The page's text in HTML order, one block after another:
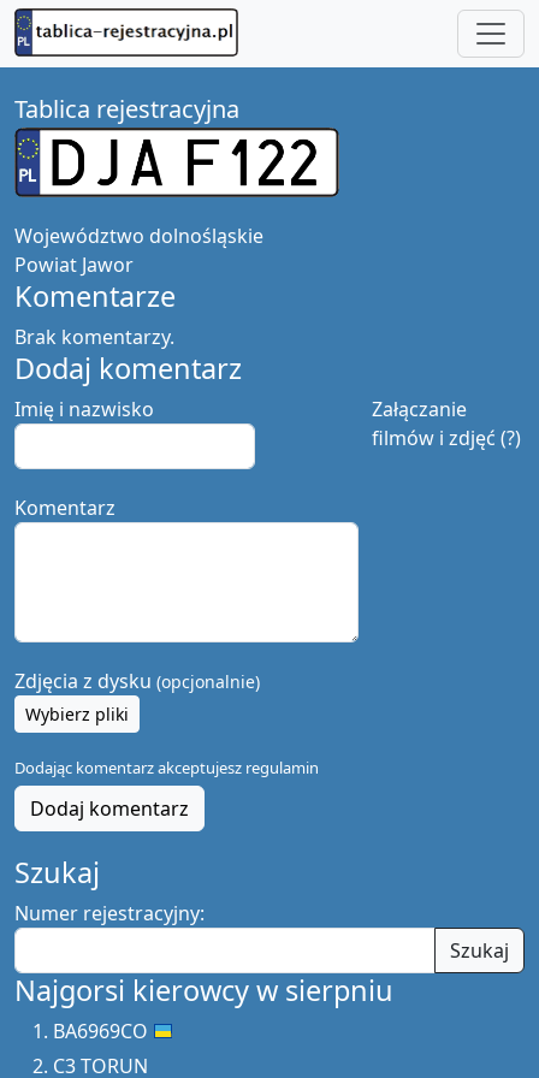
Tablica rejestracyjna
Województwo dolnośląskie
Powiat Jawor
Komentarze
Brak komentarzy.
Dodaj komentarz
Załączanie
filmów i zdjęć (?)
Imię i nazwisko
Komentarz
Zdjęcia z dysku (opcjonalnie)
Wybierz pliki
Dodając komentarz akceptujesz regulamin
Dodaj komentarz
Szukaj
Numer rejestracyjny:
Szukaj
Najgorsi kierowcy w sierpniu
BA6969CO
C3 TORUN